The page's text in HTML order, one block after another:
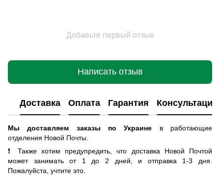
Добавьте первый отзыв
Написать отзыв
Доставка Оплата Гарантия Консультация
Мы доставляем заказы по Украине
в работающие
отделения Новой Почты
❗ Также хотим предупредить, что доставка Новой Почтой
может занимать от 1 до 2 дней, и отправка 1-3 дня.
Пожалуйста, учтите это.